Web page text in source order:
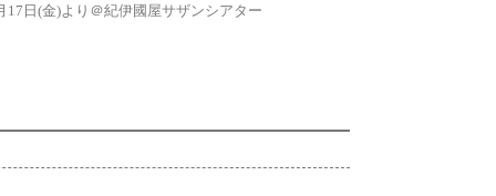
日(金)より＠紀伊國屋サザンシアター